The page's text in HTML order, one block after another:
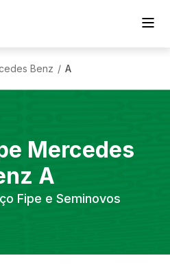
Benz / A
Mercedes
A
Fipe e Seminovos